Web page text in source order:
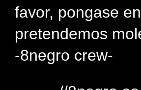
favor, pongase
pretendemos
-8negro crew-